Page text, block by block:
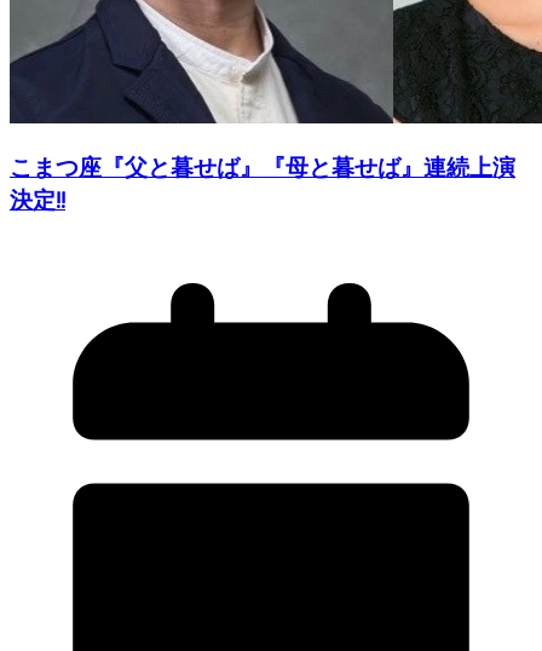
こまつ座『父と暮せば』『母と暮せば』連続上演
決定!!